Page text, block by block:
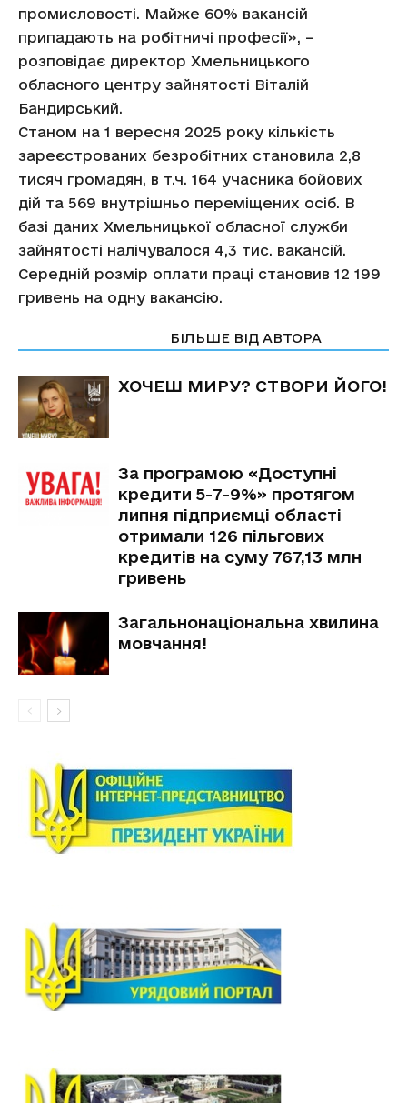
промисловості. Майже 60% вакансій
припадають на робітничі професії», –
розповідає директор Хмельницького
обласного центру зайнятості Віталій
Бандирський.
Станом на 1 вересня 2025 року кількість
зареєстрованих безробітних становила 2,8
тисяч громадян, в т.ч. 164 учасника бойових
дій та 569 внутрішньо переміщених осіб. В
базі даних Хмельницької обласної служби
зайнятості налічувалося 4,3 тис. вакансій.
Середній розмір оплати праці становив 12 199
гривень на одну вакансію.
БІЛЬШЕ ВІД АВТОРА
ХОЧЕШ МИРУ? СТВОРИ ЙОГО!
За програмою «Доступні
кредити 5-7-9%» протягом
липня підприємці області
отримали 126 пільгових
кредитів на суму 767,13 млн
гривень
Загальнонаціональна хвилина
мовчання!